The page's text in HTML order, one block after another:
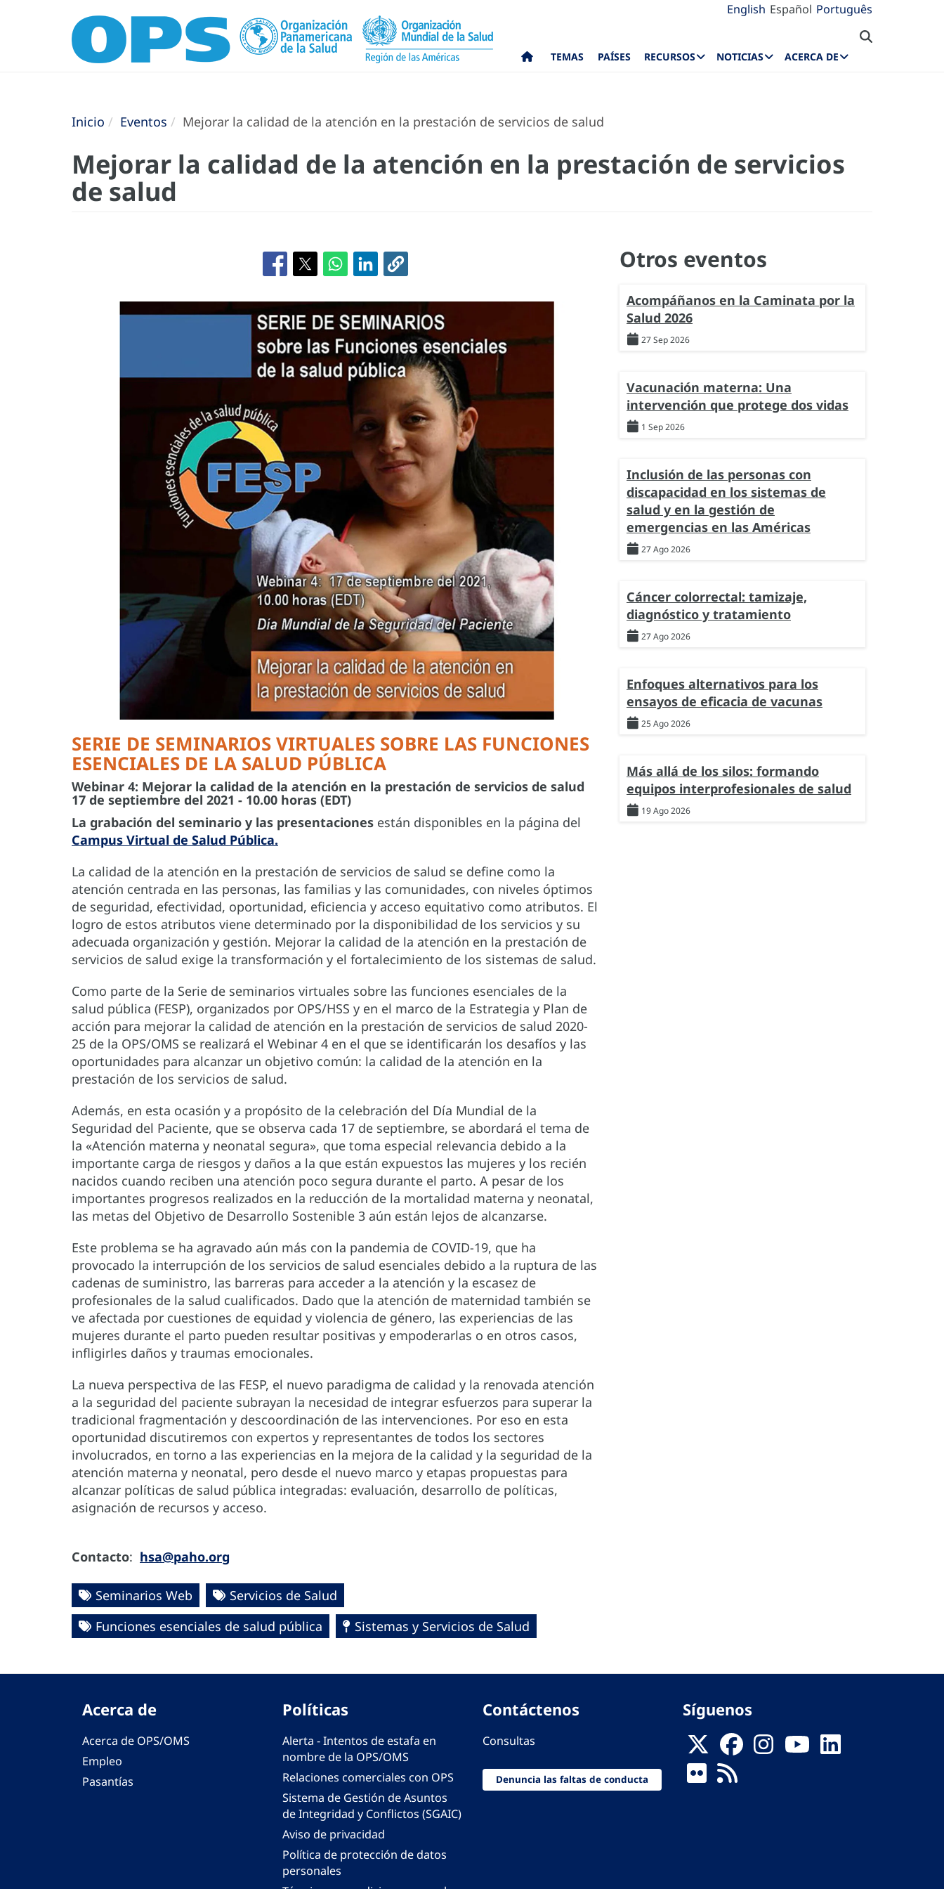
English Español Português
TEMAS PAÍSES RECURSOS NOTICIAS ACERCA DE
Inicio Eventos Mejorar la calidad de la atención en la prestación de servicios de salud
Mejorar la calidad de la atención en la prestación de servicios
de salud
SERIE DE SEMINARIOS VIRTUALES SOBRE LAS FUNCIONES
ESENCIALES DE LA SALUD PÚBLICA
Webinar 4: Mejorar la calidad de la atención en la prestación de servicios de salud
17 de septiembre del 2021 - 10.00 horas (EDT)
La grabación del seminario y las presentaciones están disponibles en la página del
Campus Virtual de Salud Pública.
La calidad de la atención en la prestación de servicios de salud se define como la
atención centrada en las personas, las familias y las comunidades, con niveles óptimos
de seguridad, efectividad, oportunidad, eficiencia y acceso equitativo como atributos. El
logro de estos atributos viene determinado por la disponibilidad de los servicios y su
adecuada organización y gestión. Mejorar la calidad de la atención en la prestación de
servicios de salud exige la transformación y el fortalecimiento de los sistemas de salud.
Como parte de la Serie de seminarios virtuales sobre las funciones esenciales de la
salud pública (FESP), organizados por OPS/HSS y en el marco de la Estrategia y Plan de
acción para mejorar la calidad de atención en la prestación de servicios de salud 2020-
25 de la OPS/OMS se realizará el Webinar 4 en el que se identificarán los desafíos y las
oportunidades para alcanzar un objetivo común: la calidad de la atención en la
prestación de los servicios de salud.
Además, en esta ocasión y a propósito de la celebración del Día Mundial de la
Seguridad del Paciente, que se observa cada 17 de septiembre, se abordará el tema de
la «Atención materna y neonatal segura», que toma especial relevancia debido a la
importante carga de riesgos y daños a la que están expuestos las mujeres y los recién
nacidos cuando reciben una atención poco segura durante el parto. A pesar de los
importantes progresos realizados en la reducción de la mortalidad materna y neonatal,
las metas del Objetivo de Desarrollo Sostenible 3 aún están lejos de alcanzarse.
Este problema se ha agravado aún más con la pandemia de COVID-19, que ha
provocado la interrupción de los servicios de salud esenciales debido a la ruptura de las
cadenas de suministro, las barreras para acceder a la atención y la escasez de
profesionales de la salud cualificados. Dado que la atención de maternidad también se
ve afectada por cuestiones de equidad y violencia de género, las experiencias de las
mujeres durante el parto pueden resultar positivas y empoderarlas o en otros casos,
infligirles daños y traumas emocionales.
La nueva perspectiva de las FESP, el nuevo paradigma de calidad y la renovada atención
a la seguridad del paciente subrayan la necesidad de integrar esfuerzos para superar la
tradicional fragmentación y descoordinación de las intervenciones. Por eso en esta
oportunidad discutiremos con expertos y representantes de todos los sectores
involucrados, en torno a las experiencias en la mejora de la calidad y la seguridad de la
atención materna y neonatal, pero desde el nuevo marco y etapas propuestas para
alcanzar políticas de salud pública integradas: evaluación, desarrollo de políticas,
asignación de recursos y acceso.
Contacto: hsa@paho.org
Seminarios Web
Servicios de Salud
Funciones esenciales de salud pública
Sistemas y Servicios de Salud
Otros eventos
Acompáñanos en la Caminata por la
Salud 2026
27 Sep 2026
Vacunación materna: Una
intervención que protege dos vidas
1 Sep 2026
Inclusión de las personas con
discapacidad en los sistemas de
salud y en la gestión de
emergencias en las Américas
27 Ago 2026
Cáncer colorrectal: tamizaje,
diagnóstico y tratamiento
27 Ago 2026
Enfoques alternativos para los
ensayos de eficacia de vacunas
25 Ago 2026
Más allá de los silos: formando
equipos interprofesionales de salud
19 Ago 2026
Acerca de
Acerca de OPS/OMS
Empleo
Pasantías
Políticas
Alerta - Intentos de estafa en
nombre de la OPS/OMS
Relaciones comerciales con OPS
Sistema de Gestión de Asuntos
de Integridad y Conflictos (SGAIC)
Aviso de privacidad
Política de protección de datos
personales
Contáctenos
Consultas
Denuncia las faltas de conducta
Síguenos